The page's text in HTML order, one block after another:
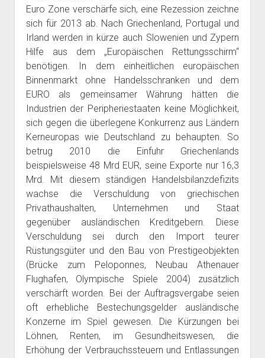
Euro Zone verschärfe sich, eine Rezession zeichne
sich für 2013 ab. Nach Griechenland, Portugal und
Irland werden in kürze auch Slowenien und Zypern
Hilfe aus dem „Europäischen Rettungsschirm“
benötigen. In dem einheitlichen europäischen
Binnenmarkt ohne Handelsschranken und dem
EURO als gemeinsamer Währung hätten die
Industrien der Peripheriestaaten keine Möglichkeit,
sich gegen die überlegene Konkurrenz aus Ländern
Kerneuropas wie Deutschland zu behaupten. So
betrug 2010 die Einfuhr Griechenlands
beispielsweise 48 Mrd EUR, seine Exporte nur 16,3
Mrd. Mit diesem ständigen Handelsbilanzdefizits
wachse die Verschuldung von griechischen
Privathaushalten, Unternehmen und Staat
gegenüber ausländischen Kreditgebern. Diese
Verschuldung sei durch den Import teurer
Rüstungsgüter und den Bau von Prestigeobjekten
(Brücke zum Peloponnes, Neubau Athenauer
Flughafen, Olympische Spiele 2004) zusätzlich
verschärft worden. Bei der Auftragsvergabe seien
oft erhebliche Bestechungsgelder ausländische
Konzerne im Spiel gewesen. Die Kürzungen bei
Löhnen, Renten, im Gesundheitswesen, die
Erhöhung der Verbrauchssteuern und Entlassungen